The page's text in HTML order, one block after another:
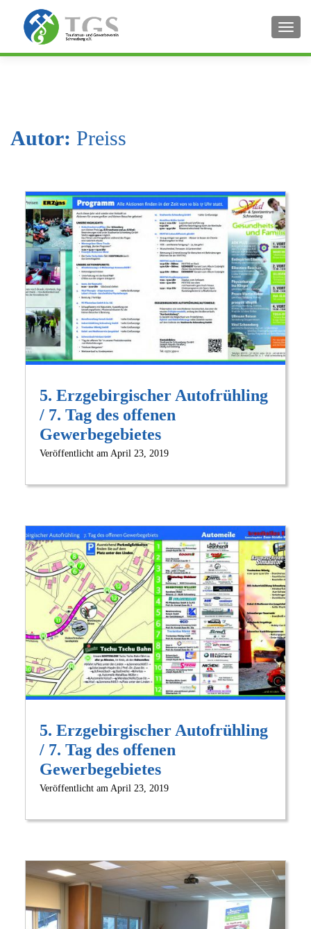
Autor: Preiss
5. Erzgebirgischer Autofrühling
/ 7. Tag des offenen
Gewerbegebietes
Veröffentlicht am April 23, 2019
5. Erzgebirgischer Autofrühling
/ 7. Tag des offenen
Gewerbegebietes
Veröffentlicht am April 23, 2019